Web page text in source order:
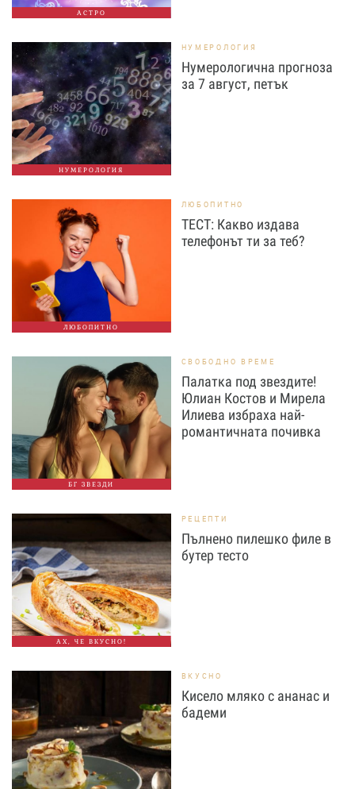
АСТРО
НУМЕРОЛОГИЯ
НУМЕРОЛОГИЯ
Нумерологична прогноза
за 7 август, петък
ЛЮБОПИТНО
ЛЮБОПИТНО
ТЕСТ: Какво издава
телефонът ти за теб?
БГ ЗВЕЗДИ
СВОБОДНО ВРЕМЕ
Палатка под звездите!
Юлиан Костов и Мирела
Илиева избраха най-
романтичната почивка
АХ, ЧЕ ВКУСНО!
РЕЦЕПТИ
Пълнено пилешко филе в
бутер тесто
ВКУСНО
Кисело мляко с ананас и
бадеми